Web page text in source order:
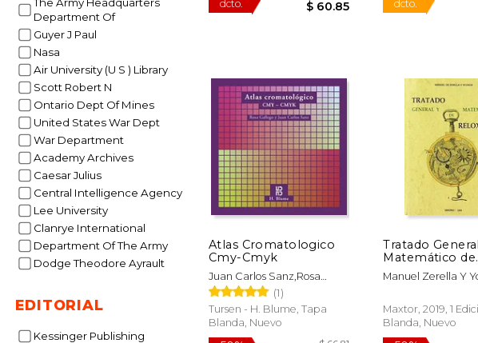
Department Of
Guyer J Paul
Nasa
Air University (U S ) Library
Scott Robert N
Ontario Dept Of Mines
United States War Dept
War Department
Academy Archives
Caesar Julius
Central Intelligence Agency
Lee University
Clanrye International
Department Of The Army
Dodge Theodore Ayrault
EDITORIAL
Kessinger Publishing
50%
dcto.
15%
dcto.
Atlas Cromatologico
Cmy-Cmyk
Juan Carlos Sanz,Rosa
Gallego
(1)
Tursen - H. Blume, Tapa
Blanda, Nuevo
Tratado
Matemático de
Reloxería
Manuel Zerella Y
Maxtor, 2019, 1
Blanda, Nuevo